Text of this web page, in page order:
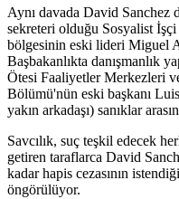
Aynı davada David Sanchez
sekreteri olduğu Sosyalist
bölgesinin eski lideri Miguel
Başbakanlıkta danışmanlık
Ötesi Faaliyetler Merkezleri
Bölümü'nün eski başkanı
yakın arkadaşı) sanıklar
Savcılık, suç teşkil edecek
getiren taraflarca David
kadar hapis cezasının
öngörülüyor.